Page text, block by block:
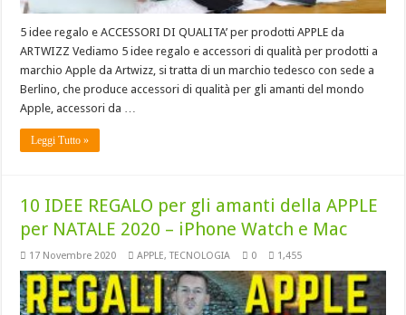
5 idee regalo e ACCESSORI DI QUALITA’ per prodotti APPLE da
ARTWIZZ Vediamo 5 idee regalo e accessori di qualità per prodotti a
marchio Apple da Artwizz, si tratta di un marchio tedesco con sede a
Berlino, che produce accessori di qualità per gli amanti del mondo
Apple, accessori da …
Leggi Tutto »
10 IDEE REGALO per gli amanti della APPLE
per NATALE 2020 – iPhone Watch e Mac
17 Novembre 2020 APPLE,TECNOLOGIA 0 1,455